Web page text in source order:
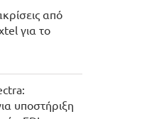
από
για το
υποστήριξη